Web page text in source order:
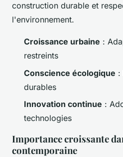
construction durable et
l'environnement.
Croissance urbaine :
restreints
Conscience écologique :
durables
Innovation continue :
technologies
Importance croissante
contemporaine